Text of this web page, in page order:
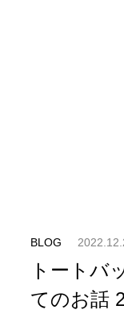
BLOG
トートバ
てのお話